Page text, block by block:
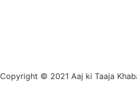
Copyright © 2021 Aaj ki Taaja